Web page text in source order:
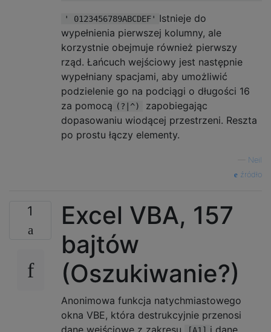
' 0123456789ABCDEF' Istnieje do
wypełnienia pierwszej kolumny, ale
korzystnie obejmuje również pierwszy
rząd. Łańcuch wejściowy jest następnie
wypełniany spacjami, aby umożliwić
podzielenie go na podciągi o długości 16
za pomocą (?|^)
zapobiegając
dopasowaniu wiodącej przestrzeni. Reszta
po prostu łączy elementy.
Neil
źródło
1
Excel VBA, 157
bajtów
(Oszukiwanie?)
Anonimowa funkcja natychmiastowego
okna VBE, która destrukcyjnie przenosi
dane wejściowe z zakresu
i dane